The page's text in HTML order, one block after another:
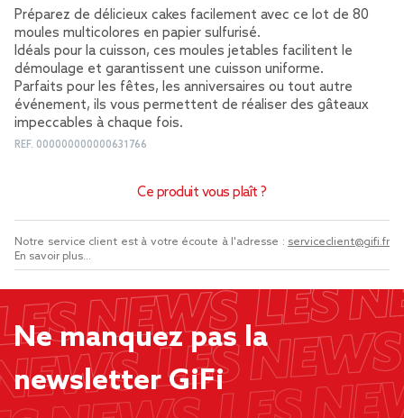
Préparez de délicieux cakes facilement avec ce lot de 80
moules multicolores en papier sulfurisé.
Idéals pour la cuisson, ces moules jetables facilitent le
démoulage et garantissent une cuisson uniforme.
Parfaits pour les fêtes, les anniversaires ou tout autre
événement, ils vous permettent de réaliser des gâteaux
impeccables à chaque fois.
REF. 000000000000631766
Ce produit vous plaît ?
Notre service client est à votre écoute à l'adresse : serviceclient@gifi.fr
En savoir plus...
Ne manquez pas la
newsletter GiFi